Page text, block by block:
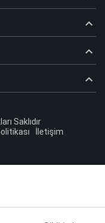
Saklıdır
İletişim